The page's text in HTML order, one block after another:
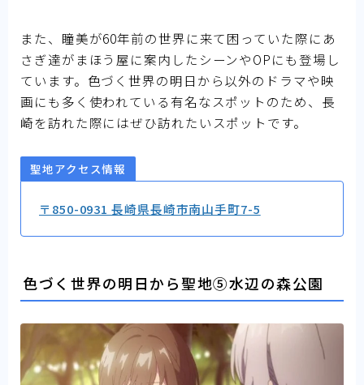
また、瞳美が60年前の世界に来て困っていた際にあ
さぎ達がまほう屋に案内したシーンやOPにも登場し
ています。色づく世界の明日から以外のドラマや映
画にも多く使われている有名なスポットのため、長
崎を訪れた際にはぜひ訪れたいスポットです。
聖地アクセス情報
〒850-0931 長崎県長崎市南山手町7-5
色づく世界の明日から聖地⑤水辺の森公園